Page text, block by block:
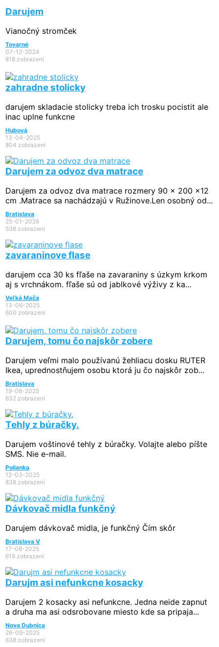
Darujem
Vianočný stromček
Tovarné
07-12-2024
818 zobrazení
zahradne stolicky
darujem skladacie stolicky treba ich trosku pocistit ale
inac uplne funkcne
Hubová
13-04-2025
804 zobrazení
Darujem za odvoz dva matrace
Darujem za odvoz dva matrace rozmery 90 x 200 x12
cm .Matrace sa nachádzajú v Ružinove.Len osobný od...
Bratislava
25-01-2026
538 zobrazení
zavaraninove flase
darujem cca 30 ks fľaše na zavaraniny s úzkym krkom
aj s vrchnákom. fľaše sú od jablkové výživy z ka...
Veľká Mača
13-06-2025
600 zobrazení
Darujem, tomu čo najskôr zobere
Darujem veľmi malo používanú žehliacu dosku RUTER
Ikea, uprednostňujem osobu ktorá ju čo najskôr zob...
Bratislava
19-08-2025
632 zobrazení
Tehly z búračky.
Darujem voštinové tehly z búračky. Volajte alebo píšte
SMS. Nie e-mail.
Polianka
12-03-2025
838 zobrazení
Dávkovač midla funkčný
Darujem dávkovač midla, je funkčný Čím skôr
Bratislava V
17-08-2025
619 zobrazení
Darujm asi nefunkcne kosacky
Darujem 2 kosacky asi nefunkcne. Jedna neide zapnut
a druha ma asi odsrobovane miesto kde sa pripaja...
Nova Dubnica
26-09-2025
638 zobrazení